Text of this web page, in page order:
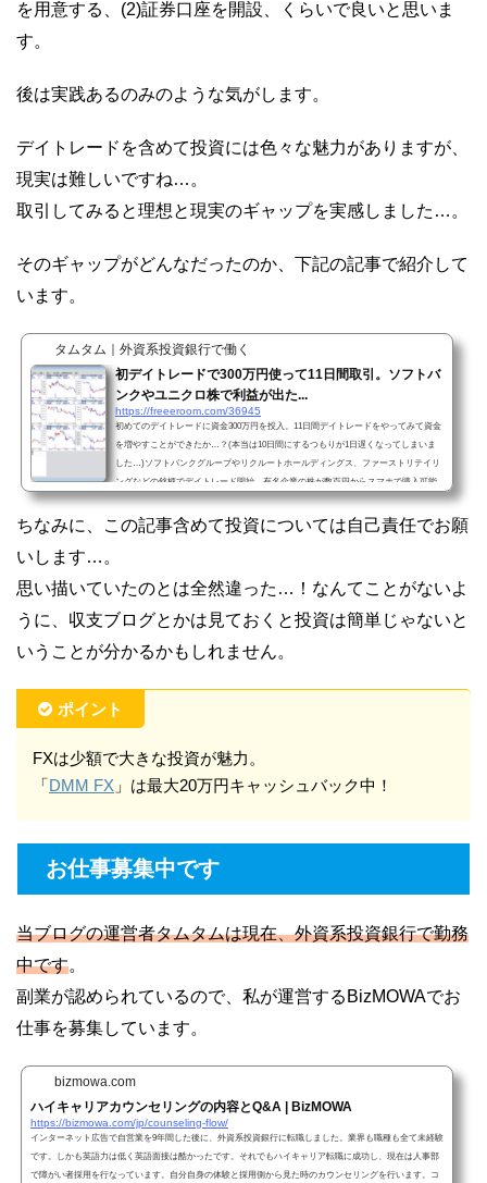
を用意する、(2)証券口座を開設、くらいで良いと思いま
す。
後は実践あるのみのような気がします。
デイトレードを含めて投資には色々な魅力がありますが、
現実は難しいですね…。
取引してみると理想と現実のギャップを実感しました…。
そのギャップがどんなだったのか、下記の記事で紹介して
います。
タムタム｜外資系投資銀行で働く
初デイトレードで300万円使って11日間取引。ソフトバ
ンクやユニクロ株で利益が出た...
https://freeeroom.com/36945
初めてのデイトレードに資金300万円を投入。11日間デイトレードをやってみて資金
を増やすことができたか…？(本当は10日間にするつもりが1日遅くなってしまいま
した…)ソフトバンクグループやリクルートホールディングス、ファーストリテイリ
ングなどの銘柄でデイトレード開始。有名企業の株が数百円からスマホで購入可能
な「LINE証券」投資初心者におすすめ！松井証券の1日信用取引を使ってデイトレー
ド初めてのデイトレードでは、新規に口座開設したばかりの松井証券を使いまし
た。松井証券の1日信用取引というデイトレード専用の取引...
ちなみに、この記事含めて投資については自己責任でお願
いします…。
思い描いていたのとは全然違った…！なんてことがないよ
うに、収支ブログとかは見ておくと投資は簡単じゃないと
いうことが分かるかもしれません。
ポイント
FXは少額で大きな投資が魅力。
「DMM FX 」は最大20万円キャッシュバック中！
お仕事募集中です
当ブログの運営者タムタムは現在、外資系投資銀行で勤務
中です。
副業が認められているので、私が運営するBizMOWAでお
仕事を募集しています。
bizmowa.com
ハイキャリアカウンセリングの内容とQ&A | BizMOWA
https://bizmowa.com/jp/counseling-flow/
インターネット広告で自営業を9年間した後に、外資系投資銀行に転職しました。業界も職種も全て未経験
です。しかも英語力は低く英語面接は酷かったです。それでもハイキャリア転職に成功し、現在は人事部
で障がい者採用を行なっています。自分自身の体験と採用側から見た時のカウンセリングを行います。コ